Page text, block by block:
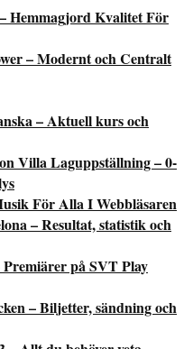
Hemmagjord Kvalitet För
– Modernt och Centralt
– Aktuell kurs och
Villa Laguppställning – 0-
För Alla I Webbläsaren
– Resultat, statistik och
på SVT Play
– Biljetter, sändning och